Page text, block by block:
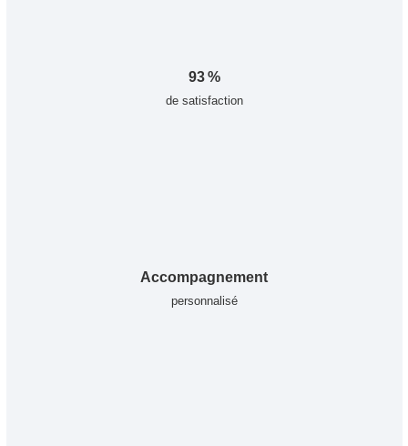
93 %
de satisfaction
Accompagnement
personnalisé